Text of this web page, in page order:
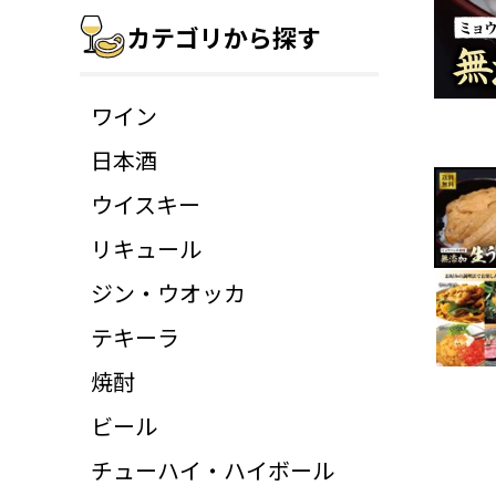
カテゴリから探す
ワイン
日本酒
ウイスキー
リキュール
ジン・ウオッカ
テキーラ
焼酎
ビール
チューハイ・ハイボール